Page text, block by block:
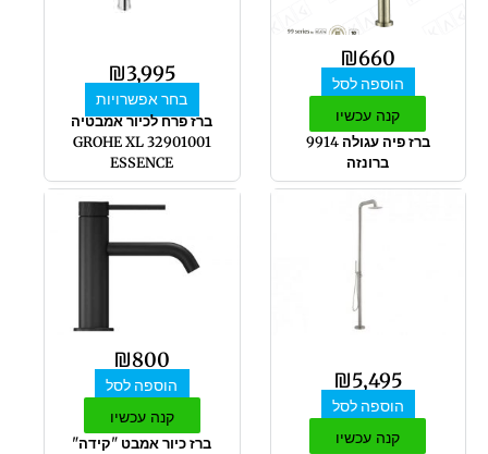
₪660
הוספה לסל
קנה עכשיו
ברז פיה עגולה 9914
ברונזה
₪3,995
בחר אפשרויות
את
בעמוד
המוצר
ברז פרח לכיור אמבטיה
32901001 GROHE XL
ESSENCE
₪5,495
הוספה לסל
קנה עכשיו
₪800
הוספה לסל
קנה עכשיו
ברז כיור אמבט "קידה"